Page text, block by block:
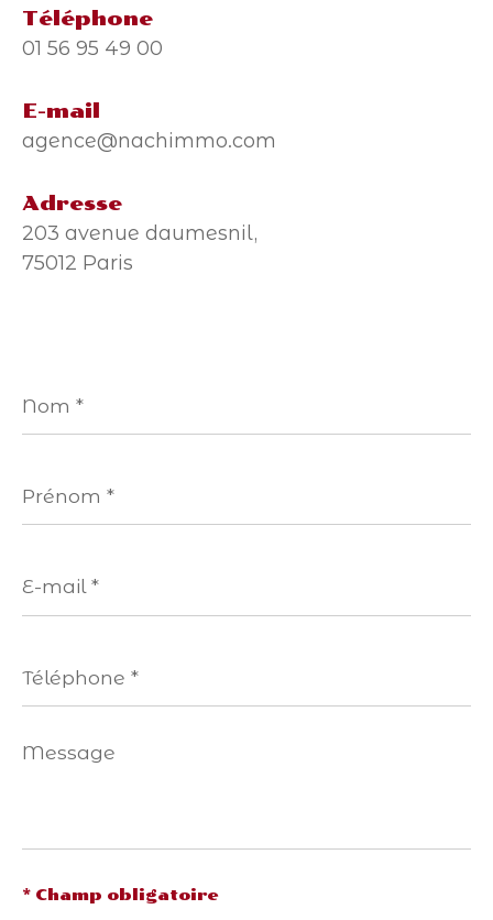
Téléphone
01 56 95 49 00
E-mail
agence@nachimmo.com
Adresse
203 avenue daumesnil,
75012 Paris
*
*
mail
*
Message
*
* Champ obligatoire